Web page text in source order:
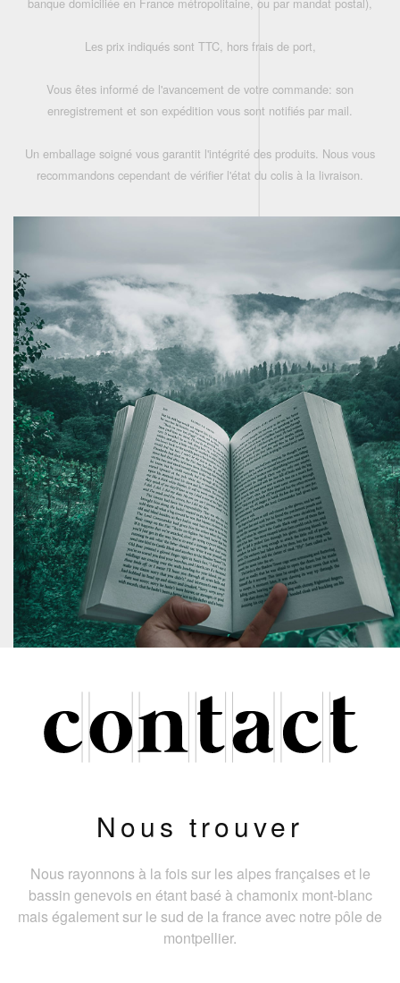
Les prix indiqués sont TTC, hors frais de port,
Vous êtes informé de l'avancement de votre commande: son
enregistrement et son expédition vous sont notifiés par mail.
Un emballage soigné vous garantit l'intégrité des produits. Nous vous
recommandons cependant de vérifier l'état du colis à la livraison.
Nous trouver
Nous rayonnons à la fois sur les alpes françaises et le
bassin genevois en étant basé à chamonix mont-blanc
mais également sur le sud de la france avec notre pôle de
montpellier.